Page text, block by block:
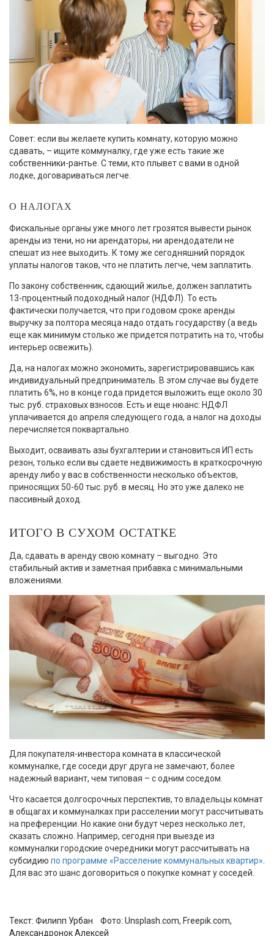
Совет: если вы желаете купить комнату, которую можно
сдавать, – ищите коммуналку, где уже есть такие же
собственники-рантье. С теми, кто плывет с вами в одной
лодке, договариваться легче.
О НАЛОГАХ
Фискальные органы уже много лет грозятся вывести рынок
аренды из тени, но ни арендаторы, ни арендодатели не
спешат из нее выходить. К тому же сегодняшний порядок
уплаты налогов таков, что не платить легче, чем заплатить.
По закону собственник, сдающий жилье, должен заплатить
13-процентный подоходный налог (НДФЛ). То есть
фактически получается, что при годовом сроке аренды
выручку за полтора месяца надо отдать государству (а ведь
еще как минимум столько же придется потратить на то, чтобы
интерьер освежить).
Да, на налогах можно экономить, зарегистрировавшись как
индивидуальный предприниматель. В этом случае вы будете
платить 6%, но в конце года придется выложить еще около 30
тыс. руб. страховых взносов. Есть и еще нюанс: НДФЛ
уплачивается до апреля следующего года, а налог на доходы
перечисляется поквартально.
Выходит, осваивать азы бухгалтерии и становиться ИП есть
резон, только если вы сдаете недвижимость в краткосрочную
аренду либо у вас в собственности несколько объектов,
приносящих 50-60 тыс. руб. в месяц. Но это уже далеко не
пассивный доход.
ИТОГО В СУХОМ ОСТАТКЕ
Да, сдавать в аренду свою комнату – выгодно. Это
стабильный актив и заметная прибавка с минимальными
вложениями.
Для покупателя-инвестора комната в классической
коммуналке, где соседи друг друга не замечают, более
надежный вариант, чем типовая – с одним соседом.
Что касается долгосрочных перспектив, то владельцы комнат
в общагах и коммуналках при расселении могут рассчитывать
на преференции. Но какие они будут через несколько лет,
сказать сложно. Например, сегодня при выезде из
коммуналки городские очередники могут рассчитывать на
субсидию по программе «Расселение коммунальных квартир».
Для вас это шанс договориться о покупке комнат у соседей.
Текст: Филипп Урбан Фото: Unsplash.com, Freepik.com,
Александронок Алексей